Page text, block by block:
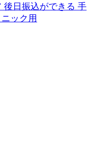
後日振込ができる 手
ック用